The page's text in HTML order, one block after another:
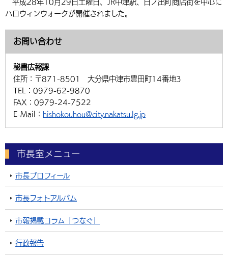
平成28年10月29日土曜日、JR中津駅、日ノ出町商店街を中心に
ハロウィンウォークが開催されました。
お問い合わせ
秘書広報課
住所： 〒871-8501 大分県中津市豊田町14番地3
TEL： 0979-62-9870
FAX： 0979-24-7522
E-Mail： hishokouhou@city.nakatsu.lg.jp
市長室メニュー
市長プロフィール
市長フォトアルバム
市報掲載コラム「つなぐ」
行政報告